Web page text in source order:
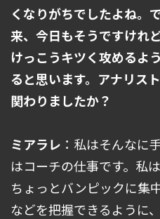
くなりがちでしたよね。
来、今日もそうですけれ
けっこうキツく攻めるよ
ると思います。アナリス
関わりましたか？
ミアラレ ：私はそんなに
はコーチの仕事です。私
ちょっとバンピックに集
などを把握できるように